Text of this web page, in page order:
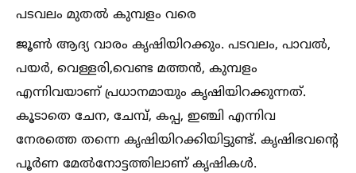
പടവലം മുതല്‍ കുമ്പളം വരെ
ജൂണ്‍ ആദ്യ വാരം കൃഷിയിറക്കും. പടവലം, പാവല്‍,
പയർ, വെള്ളരി,വെണ്ട മത്തൻ, കുമ്പളം
എന്നിവയാണ് പ്രധാനമായും കൃഷിയിറക്കുന്നത്.
കൂടാതെ ചേന, ചേമ്പ്, കപ്പ, ഇഞ്ചി എന്നിവ
നേരത്തെ തന്നെ കൃഷിയിറക്കിയിട്ടുണ്ട്. കൃഷിഭവന്റെ
പൂർണ മേല്‍നോട്ടത്തിലാണ് കൃഷികള്‍.